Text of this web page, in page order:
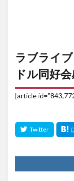
ラブライ
ドル同好
[article